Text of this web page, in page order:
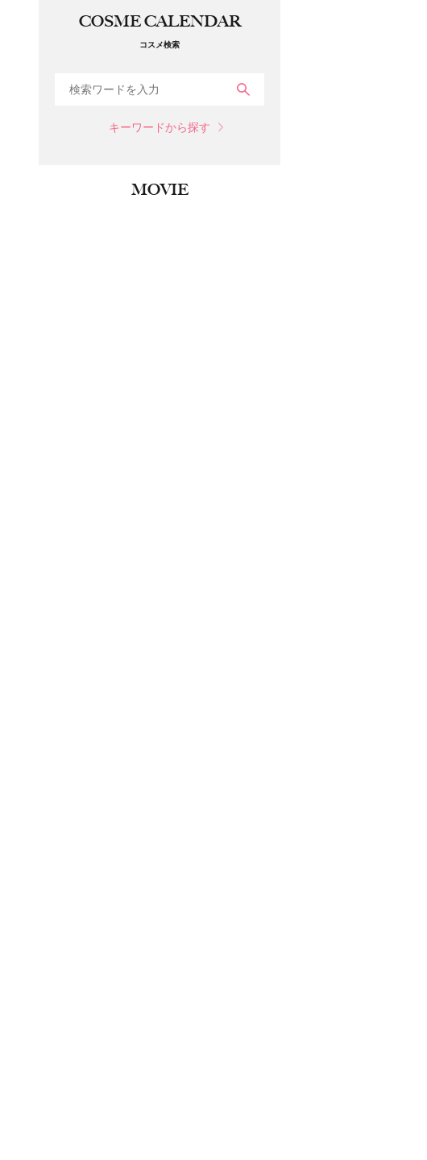
COSME CALENDAR
コスメ検索
キーワードから探す
MOVIE